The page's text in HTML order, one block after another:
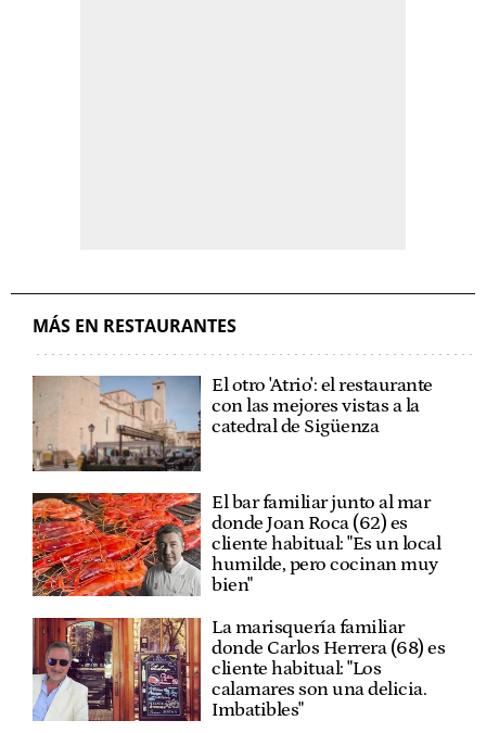
MÁS EN RESTAURANTES
El otro 'Atrio': el restaurante
con las mejores vistas a la
catedral de Sigüenza
El bar familiar junto al mar
donde Joan Roca (62) es
cliente habitual: "Es un local
humilde, pero cocinan muy
bien"
La marisquería familiar
donde Carlos Herrera (68) es
cliente habitual: "Los
calamares son una delicia.
Imbatibles"